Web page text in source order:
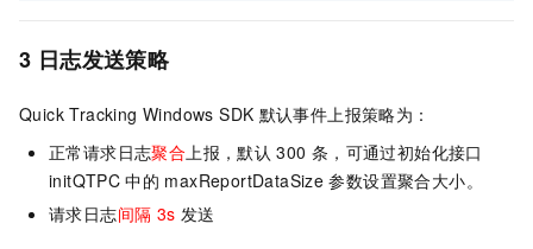
3 日志发送策略
Quick Tracking Windows SDK 默认事件上报策略为：
正常请求日志聚合 上报，默认 300 条，可通过初始化接口
initQTPC 中的 maxReportDataSize 参数设置聚合大小。
请求日志间隔 3s 发送